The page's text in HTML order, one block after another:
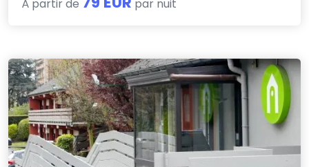
À partir de par nuit